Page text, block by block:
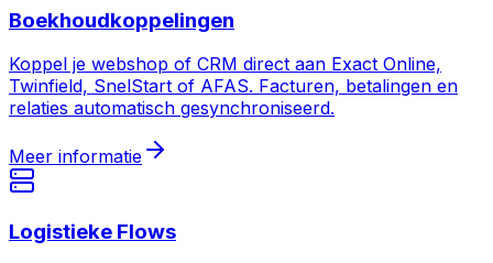
Boekhoudkoppelingen
Koppel je webshop of CRM direct aan Exact Online,
Twinfield, SnelStart of AFAS. Facturen, betalingen en
relaties automatisch gesynchroniseerd.
Meer informatie
Logistieke Flows